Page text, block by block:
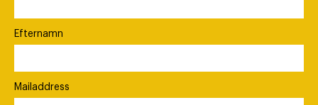
Efternamn
Mailaddress